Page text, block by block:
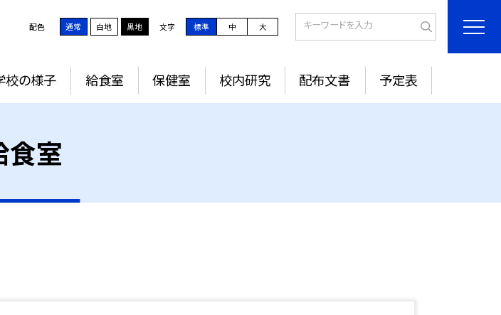
配色 通常 白地 黒地 文字 標準 中 大
校の様子 給食室 保健室 校内研究 配布文書 予定表
食室